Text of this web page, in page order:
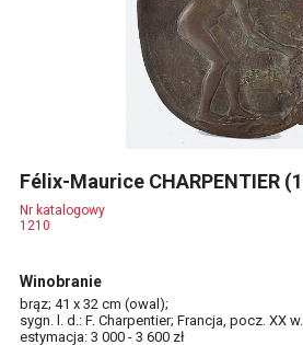
Félix-Maurice CHARPENTIER
Nr katalogowy
1210
Winobranie
brąz; 41 x 32 cm (owal);
sygn. l. d.: F. Charpentier; Francja, pocz. XX w.
estymacja: 3 000 - 3 600 zł